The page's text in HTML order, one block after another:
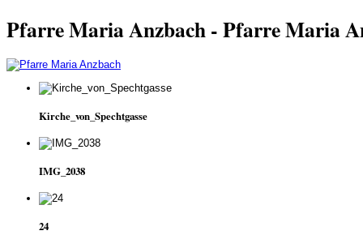
Pfarre Maria Anzbach - Pfarre Maria
Kirche_von_Spechtgasse
IMG_2038
24